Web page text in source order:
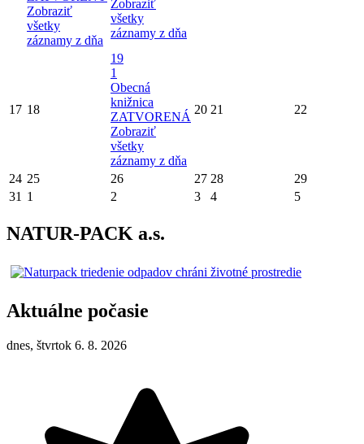
Zobraziť
všetky
záznamy z dňa
Zobraziť
všetky
záznamy z dňa
17 18
19
1
Obecná
knižnica
ZATVORENÁ
Zobraziť
všetky
záznamy z dňa
20 21 22
24 25 26 27 28
29
31 1 2 3 4 5
NATUR-PACK a.s.
Aktuálne počasie
dnes, štvrtok 6. 8. 2026